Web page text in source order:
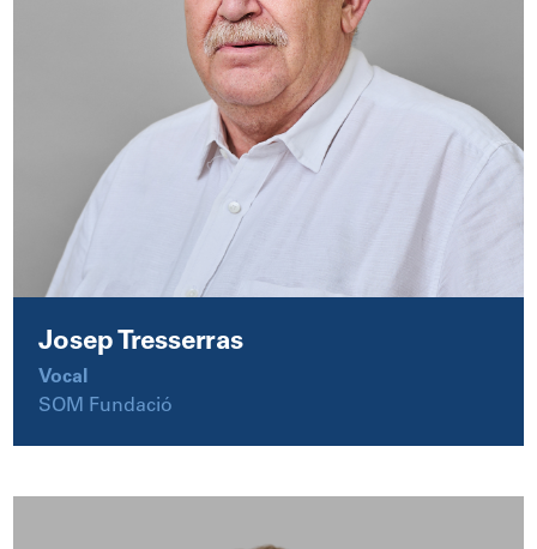
Josep Tresserras
Vocal
SOM Fundació